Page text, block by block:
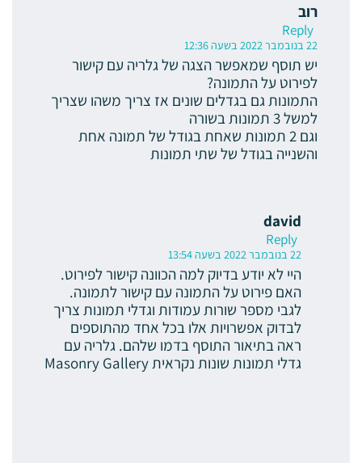
רוב
Reply
22 בנובמבר 2022 בשעה 12:36
יש תוסף שמאפשר הצגה של גלריה עם קישור
לפירוט על התמונה?
התמונות גם בגדלים שונים אז צריך משהו שצריך
למשל 3 תמונות בשורה
וגם 2 תמונות שאחת בגודל של תמונה אחת
והשנייה בגודל של שתי תמונות
david
Reply
22 בנובמבר 2022 בשעה 13:54
היי לא יודע בדיוק למה הכוונה קישור לפירוט.
האם פירוט על התמונה עם קישור לתמונה.
לגבי מספר שורות עמודות וגדלי תמונות צריך
לבדוק אפשרויות אלו בכל אחד מהתוספים
ראה בתיאור התוסף בדמו שלהם. גלריה עם
גדלי תמונות שונות נקראית Masonry Gallery